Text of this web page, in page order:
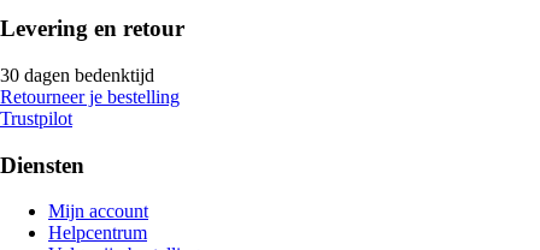
Levering en retour
30 dagen bedenktijd
Retourneer je bestelling
Trustpilot
Diensten
Mijn account
Helpcentrum